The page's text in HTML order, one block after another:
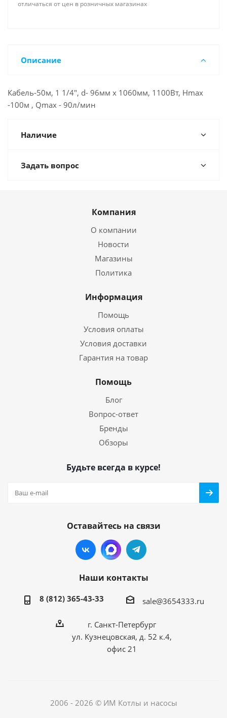
отличаться от цен в розничных магазинах
Описание
Кабель-50м, 1 1/4", d- 96мм х 1060мм, 1100Вт, Нmax
-100м , Qmax - 90л/мин
Наличие
Задать вопрос
Компания
О компании
Новости
Магазины
Политика
Информация
Помощь
Условия оплаты
Условия доставки
Гарантия на товар
Помощь
Блог
Вопрос-ответ
Бренды
Обзоры
Будьте всегда в курсе!
Оставайтесь на связи
Наши контакты
8 (812) 365-43-33 sale@3654333.ru
г. Санкт-Петербург
ул. Кузнецовская, д. 52 к.4,
офис 21
2006 - 2026 © ИМ Котлы и насосы